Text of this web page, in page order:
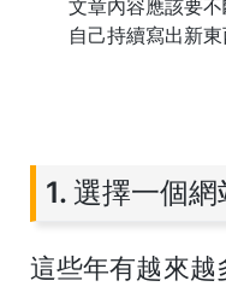
文章內容應該要
自己持續寫出新東
1. 選擇一個網
這些年有越來越